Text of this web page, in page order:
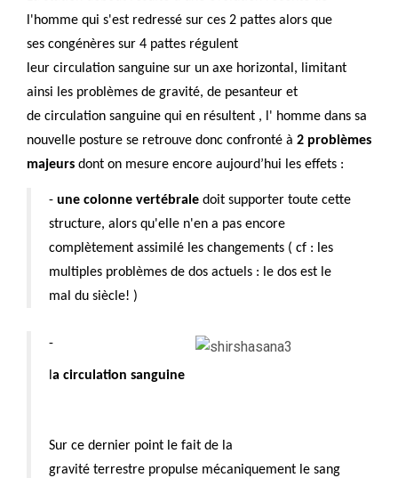
l'homme qui s'est redressé sur ces 2 pattes alors que
ses congénères sur 4 pattes régulent
leur circulation sanguine sur un axe horizontal, limitant
ainsi les problèmes de gravité, de pesanteur et
de circulation sanguine qui en résultent , l' homme dans sa
nouvelle posture se retrouve donc confronté à 2 problèmes
majeurs dont on mesure encore aujourd’hui les effets :
- une colonne vertébrale doit supporter toute cette
structure, alors qu'elle n'en a pas encore
complètement assimilé les changements ( cf : les
multiples problèmes de dos actuels : le dos est le
mal du siècle! )
-
a circulation sanguine
Sur ce dernier point le fait de la
gravité terrestre propulse mécaniquement le sang